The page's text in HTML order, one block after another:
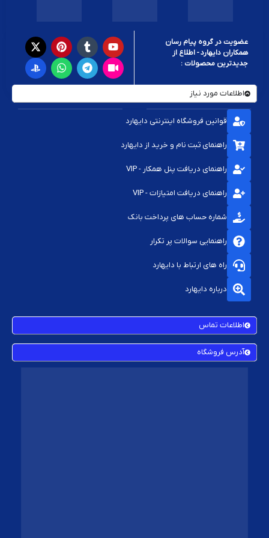
عضویت در گروه پیام رسان
همکاران دایهارد - اطلاع از
جدیدترین محصولات :
اطلاعات مورد نیاز
قوانین فروشگاه اینترنتی دایهارد
راهنمای ثبت نام و خرید از دایهارد
راهنمای دریافت پنل همکار - VIP
راهنمای دریافت امتیازات - VIP
شماره حساب های پرداخت بانک
راهنمایی سوالات پر تکرار
راه های ارتباط با دایهارد
درباره دایهارد
اطلاعات تماس
آدرس فروشگاه